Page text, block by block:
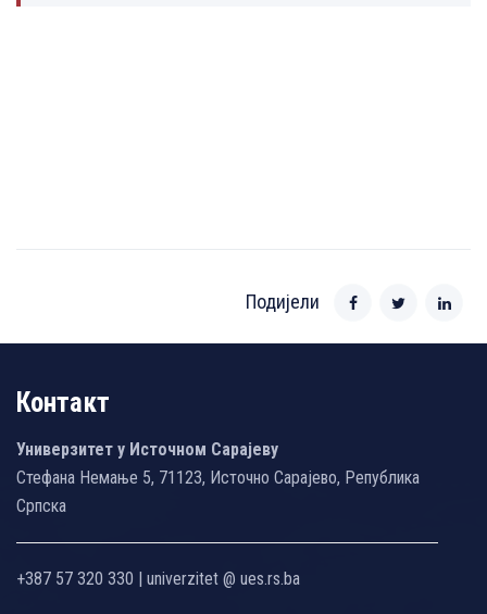
Подијели
Контакт
Универзитет у Источном Сарајеву
Стефана Немање 5, 71123, Источно Сарајево, Република
Српска
+387 57 320 330 | univerzitet @ ues.rs.ba